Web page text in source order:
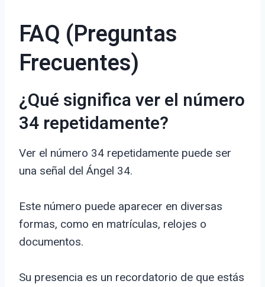
FAQ (Preguntas
Frecuentes)
¿Qué significa ver el número
34 repetidamente?
Ver el número 34 repetidamente puede ser
una señal del Ángel 34.
Este número puede aparecer en diversas
formas, como en matrículas, relojes o
documentos.
Su presencia es un recordatorio de que estás